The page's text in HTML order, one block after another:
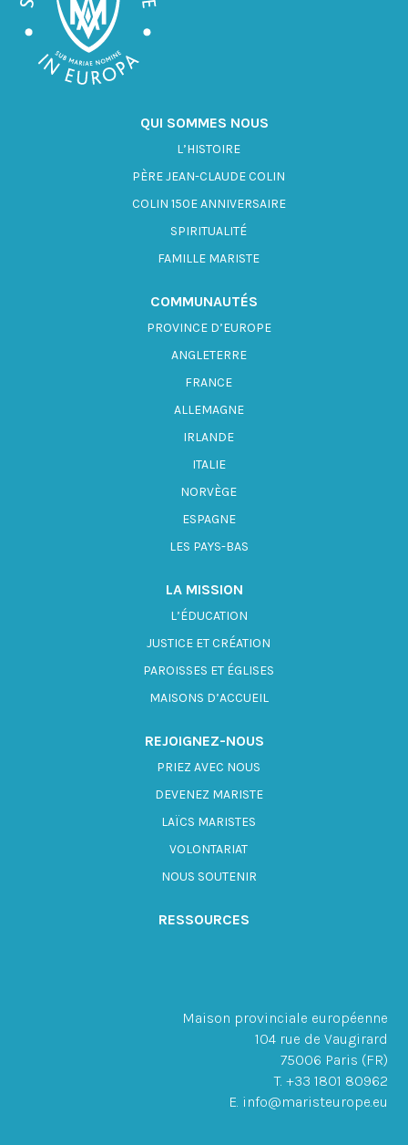
QUI SOMMES NOUS
L’HISTOIRE
PÈRE JEAN-CLAUDE COLIN
COLIN 150E ANNIVERSAIRE
SPIRITUALITÉ
FAMILLE MARISTE
COMMUNAUTÉS
PROVINCE D’EUROPE
ANGLETERRE
FRANCE
ALLEMAGNE
IRLANDE
ITALIE
NORVÈGE
ESPAGNE
LES PAYS-BAS
LA MISSION
L’ÉDUCATION
JUSTICE ET CRÉATION
PAROISSES ET ÉGLISES
MAISONS D’ACCUEIL
REJOIGNEZ-NOUS
PRIEZ AVEC NOUS
DEVENEZ MARISTE
LAÏCS MARISTES
VOLONTARIAT
NOUS SOUTENIR
RESSOURCES
Maison provinciale européenne
104 rue de Vaugirard
75006 Paris (FR)
T. +33 1801 80962
E. info@maristeurope.eu